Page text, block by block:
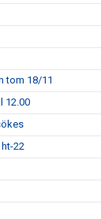
tom 18/11
12.00
22